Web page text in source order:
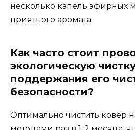
несколько капель эфирных
приятного аромата.
Как часто стоит
экологическую
поддержания его
безопасности?
Оптимально чистить ковёр